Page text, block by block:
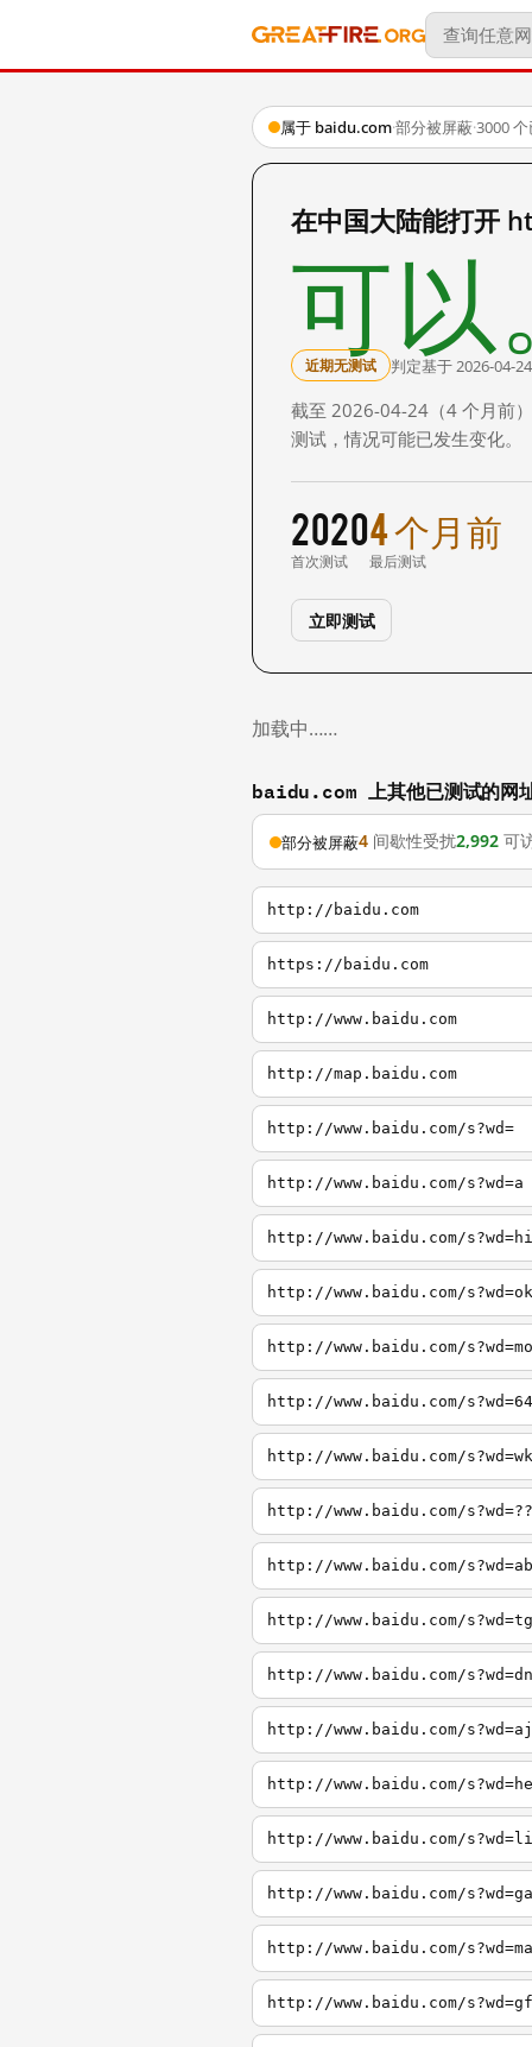
属于 baidu.com·部分被屏蔽·3000
在中国大陆能打开
可以
近期无测试 判定基于 2026-04-
截至 2026-04-24（4 个月前
测试，情况可能已发生变化。
2020
首次测试
4 个月前
最后测试
立即测试
加载中……
baidu.com 上其他已测试的网
部分被屏蔽4 间歇性受扰2,992 可
http://baidu.com
https://baidu.com
http://www.baidu.com
http://map.baidu.com
http://www.baidu.com/s?wd=
http://www.baidu.com/s?wd=a
http://www.baidu.com/s?wd=hi
http://www.baidu.com/s?wd=ok
http://www.baidu.com/s?wd=mo
http://www.baidu.com/s?wd=64
http://www.baidu.com/s?wd=wk
http://www.baidu.com/s?wd=??
http://www.baidu.com/s?wd=ab
http://www.baidu.com/s?wd=tg
http://www.baidu.com/s?wd=dn
http://www.baidu.com/s?wd=aj
http://www.baidu.com/
http://www.baidu.com/
http://www.baidu.com/
http://www.baidu.com/
http://www.baidu.com/